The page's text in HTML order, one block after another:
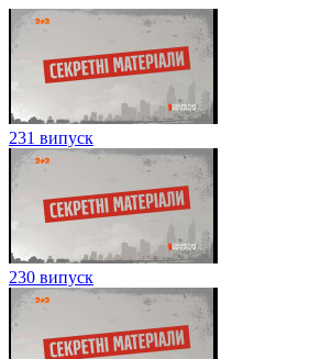
231 випуск
230 випуск